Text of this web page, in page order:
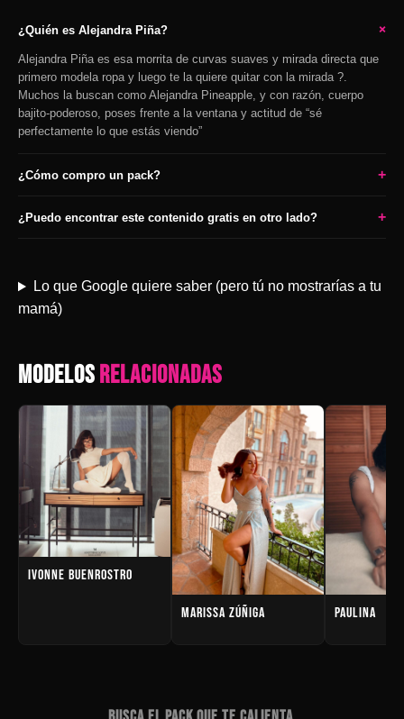
¿Quién es Alejandra Piña? +
Alejandra Piña es esa morrita de curvas suaves y mirada directa que
primero modela ropa y luego te la quiere quitar con la mirada ?.
Muchos la buscan como Alejandra Pineapple, y con razón, cuerpo
bajito-poderoso, poses frente a la ventana y actitud de “sé
perfectamente lo que estás viendo”
¿Cómo compro un pack? +
¿Puedo encontrar este contenido gratis en otro lado? +
Lo que Google quiere saber (pero tú no mostrarías a tu
mamá)
MODELOSRELACIONADAS
IVONNE BUENROSTRO
MARISSA ZÚÑIGA PAULINA